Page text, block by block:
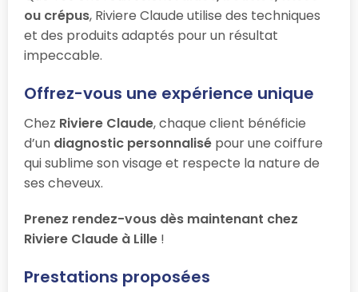
ou crépus, Riviere Claude utilise des techniques
et des produits adaptés pour un résultat
impeccable.
Offrez-vous une expérience unique
Chez Riviere Claude, chaque client bénéficie
d’un diagnostic personnalisé pour une coiffure
qui sublime son visage et respecte la nature de
ses cheveux.
Prenez rendez-vous dès maintenant chez
Riviere Claude à Lille !
Prestations proposées